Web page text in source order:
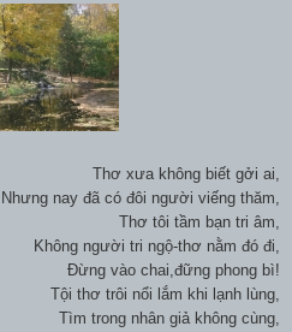
Thơ xưa không biết gởi ai,
Nhưng nay đã có đôi người viếng thăm,
Thơ tôi tầm bạn tri âm,
Không người tri ngộ-thơ nằm đó đi,
Đừng vào chai,đững phong bì!
Tội thơ trôi nổi lắm khi lạnh lùng,
Tìm trong nhân giả không cùng,